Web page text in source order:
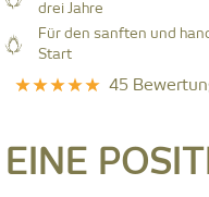
drei Jahre
Für den sanften und
Start
45
EINE